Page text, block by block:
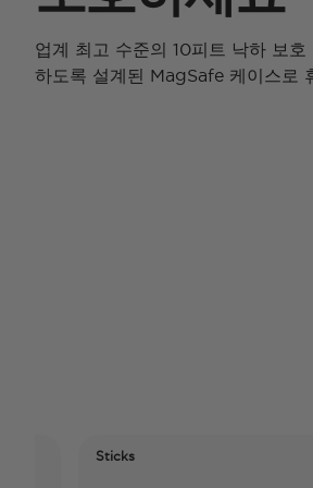
업계 최고 수준의 10피트 낙하 보
하도록 설계된 MagSafe 케이스로